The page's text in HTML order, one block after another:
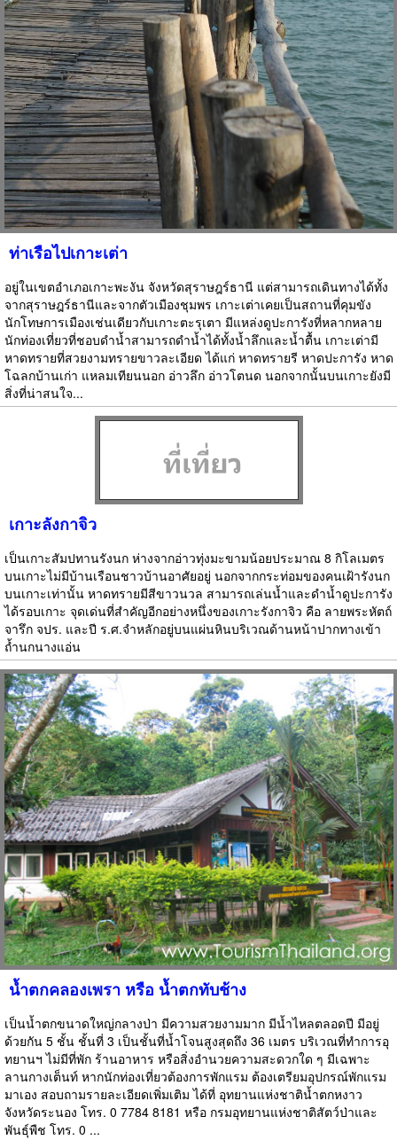
ท่าเรือไปเกาะเต่า
อยู่ในเขตอำเภอเกาะพะงัน จังหวัดสุราษฎร์ธานี แต่สามารถเดินทางได้ทั้ง
จากสุราษฎร์ธานีและจากตัวเมืองชุมพร เกาะเต่าเคยเป็นสถานที่คุมขัง
นักโทษการเมืองเช่นเดียวกับเกาะตะรุเตา มีแหล่งดูปะการังที่หลากหลาย
นักท่องเที่ยวที่ชอบดำน้ำสามารถดำน้ำได้ทั้งน้ำลึกและน้ำตื้น เกาะเต่ามี
หาดทรายที่สวยงามทรายขาวละเอียด ได้แก่ หาดทรายรี หาดปะการัง หาด
โฉลกบ้านเก่า แหลมเทียนนอก อ่าวลึก อ่าวโตนด นอกจากนั้นบนเกาะยังมี
สิ่งที่น่าสนใจ...
เกาะลังกาจิว
เป็นเกาะสัมปทานรังนก ห่างจากอ่าวทุ่งมะขามน้อยประมาณ 8 กิโลเมตร
บนเกาะไม่มีบ้านเรือนชาวบ้านอาศัยอยู่ นอกจากกระท่อมของคนเฝ้ารังนก
บนเกาะเท่านั้น หาดทรายมีสีขาวนวล สามารถเล่นน้ำและดำน้ำดูปะการัง
ได้รอบเกาะ จุดเด่นที่สำคัญอีกอย่างหนึ่งของเกาะรังกาจิว คือ ลายพระหัตถ์
จารึก จปร. และปี ร.ศ.จำหลักอยู่บนแผ่นหินบริเวณด้านหน้าปากทางเข้า
ถ้ำนกนางแอ่น
น้ำตกคลองเพรา หรือ น้ำตกทับช้าง
เป็นน้ำตกขนาดใหญ่กลางป่า มีความสวยงามมาก มีน้ำไหลตลอดปี มีอยู่
ด้วยกัน 5 ชั้น ชั้นที่ 3 เป็นชั้นที่น้ำโจนสูงสุดถึง 36 เมตร บริเวณที่ทำการอุ
ทยานฯ ไม่มีที่พัก ร้านอาหาร หรือสิ่งอำนวยความสะดวกใด ๆ มีเฉพาะ
ลานกางเต็นท์ หากนักท่องเที่ยวต้องการพักแรม ต้องเตรียมอุปกรณ์พักแรม
มาเอง สอบถามรายละเอียดเพิ่มเติม ได้ที่ อุทยานแห่งชาติน้ำตกหงาว
จังหวัดระนอง โทร. 0 7784 8181 หรือ กรมอุทยานแห่งชาติสัตว์ป่าและ
พันธุ์พืช โทร. 0 ...